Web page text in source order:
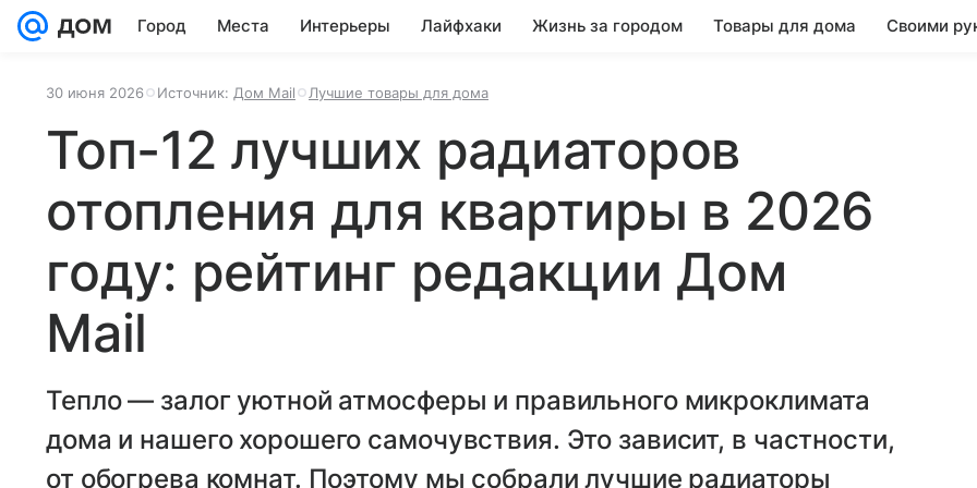
Город Места Интерьеры Лайфхаки Жизнь за городом Товары для дома Своими
30 июня 2026 Источник: Дом Mail Лучшие товары для дома
Топ-12 лучших радиаторов
отопления для квартиры в 2026
году: рейтинг редакции Дом
Mail
Тепло — залог уютной атмосферы и правильного микроклимата
дома и нашего хорошего самочувствия. Это зависит, в частности,
от обогрева комнат. Поэтому мы собрали лучшие радиаторы